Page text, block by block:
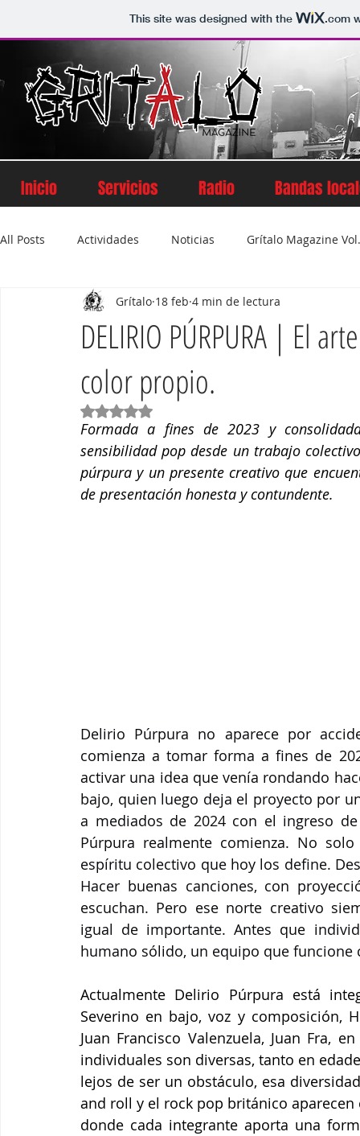
This site was designed with the .com
Inicio Servicios Radio Bandas
All Posts Actividades Noticias Grítalo Magazine
Grítalo Magazine Volumen 2 Grítalo Magazine Vol. 5
Grítalo Magazine Vol.10 Grítalo Magazine Vol. 11
Grítalo Magazine Vol 4 Grítalo Magazine Vol 7
Grítalo Magazine Vol. 14 Grítalo Magazine Vol.15
DELIRIO PÚRPURA | El
color propio.
Grítalo 18 feb 4 min de lectura
Obtuvo NaN de 5 estrellas.
Formada a fines de 2023 y
sensibilidad pop desde un trabajo
púrpura y un presente creativo que
de presentación honesta y contundente.
Delirio Púrpura no aparece por
comienza a tomar forma a fines de
activar una idea que venía rondando
bajo, quien luego deja el proyecto por
a mediados de 2024 con el ingreso
Púrpura realmente comienza. No
espíritu colectivo que hoy los define.
Hacer buenas canciones, con
escuchan. Pero ese norte creativo
igual de importante. Antes que
humano sólido, un equipo que
Actualmente Delirio Púrpura está
Severino en bajo, voz y composición,
Juan Francisco Valenzuela, Juan Fra,
individuales son diversas, tanto en
lejos de ser un obstáculo, esa
and roll y el rock pop británico
donde cada integrante aporta una